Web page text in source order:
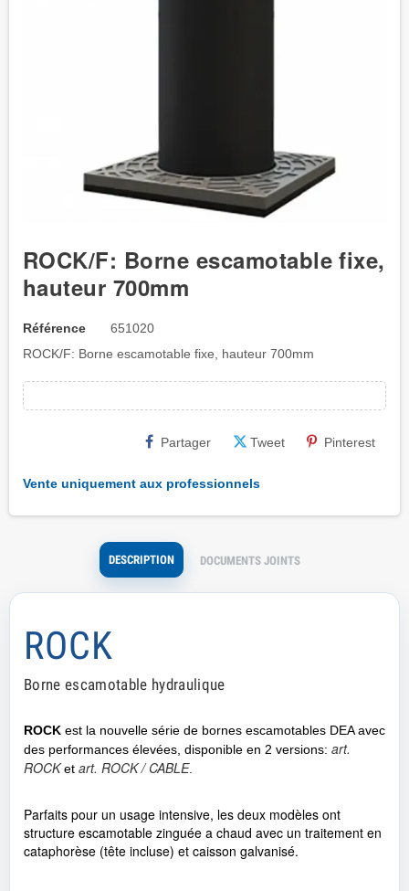
ROCK/F: Borne escamotable fixe,
hauteur 700mm
Référence
651020
ROCK/F: Borne escamotable fixe, hauteur 700mm
Partager Tweet Pinterest
Vente uniquement aux professionnels
DESCRIPTION DOCUMENTS JOINTS
ROCK
Borne escamotable hydraulique
ROCK est la nouvelle série de bornes escamotables DEA avec
des performances élevées, disponible en 2 versions: art.
ROCKet art. ROCK / CABLE.
Parfaits pour un usage intensive, les deux modèles ont
structure escamotable zinguée a chaud avec un traitement en
cataphorèse (tête incluse) et caisson galvanisé.